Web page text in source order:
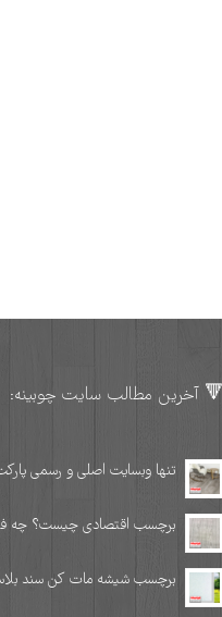
🔻 آخرین مطالب سایت چوبینه:
تنها وبسایت اصلی و رسمی
برچسب اقتصادی چیست؟ چه
برچسب شیشه مات کن سند